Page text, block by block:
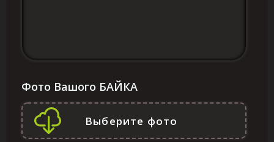
Фото Вашого БАЙКА